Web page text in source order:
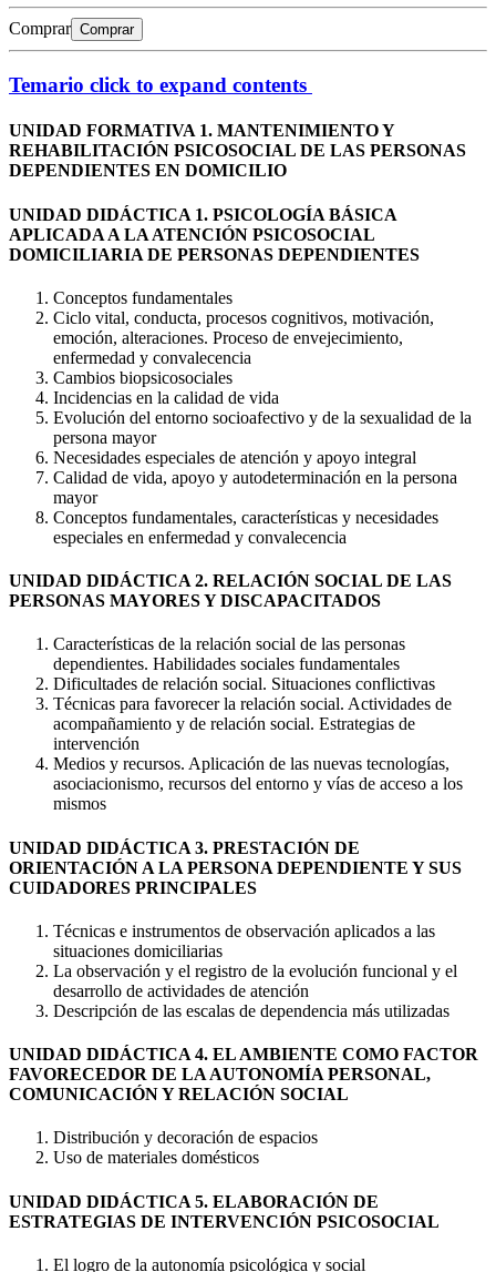
Comprar Comprar
Temario click to expand contents
UNIDAD FORMATIVA 1. MANTENIMIENTO Y
REHABILITACIÓN PSICOSOCIAL DE LAS PERSONAS
DEPENDIENTES EN DOMICILIO
UNIDAD DIDÁCTICA 1. PSICOLOGÍA BÁSICA
APLICADA A LA ATENCIÓN PSICOSOCIAL
DOMICILIARIA DE PERSONAS DEPENDIENTES
Conceptos fundamentales
Ciclo vital, conducta, procesos cognitivos, motivación,
emoción, alteraciones. Proceso de envejecimiento,
enfermedad y convalecencia
Cambios biopsicosociales
Incidencias en la calidad de vida
Evolución del entorno socioafectivo y de la sexualidad de la
persona mayor
Necesidades especiales de atención y apoyo integral
Calidad de vida, apoyo y autodeterminación en la persona
mayor
Conceptos fundamentales, características y necesidades
especiales en enfermedad y convalecencia
UNIDAD DIDÁCTICA 2. RELACIÓN SOCIAL DE LAS
PERSONAS MAYORES Y DISCAPACITADOS
Características de la relación social de las personas
dependientes. Habilidades sociales fundamentales
Dificultades de relación social. Situaciones conflictivas
Técnicas para favorecer la relación social. Actividades de
acompañamiento y de relación social. Estrategias de
intervención
Medios y recursos. Aplicación de las nuevas tecnologías,
asociacionismo, recursos del entorno y vías de acceso a los
mismos
UNIDAD DIDÁCTICA 3. PRESTACIÓN DE
ORIENTACIÓN A LA PERSONA DEPENDIENTE Y SUS
CUIDADORES PRINCIPALES
Técnicas e instrumentos de observación aplicados a las
situaciones domiciliarias
La observación y el registro de la evolución funcional y el
desarrollo de actividades de atención
Descripción de las escalas de dependencia más utilizadas
UNIDAD DIDÁCTICA 4. EL AMBIENTE COMO FACTOR
FAVORECEDOR DE LA AUTONOMÍA PERSONAL,
COMUNICACIÓN Y RELACIÓN SOCIAL
Distribución y decoración de espacios
Uso de materiales domésticos
UNIDAD DIDÁCTICA 5. ELABORACIÓN DE
ESTRATEGIAS DE INTERVENCIÓN PSICOSOCIAL
El logro de la autonomía psicológica y social